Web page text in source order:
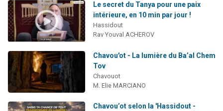
Le secret du Tanya pour une paix
intérieure, en 10 min par jour !
Hassidout
Rav Youval ACHEROV
Chavou'ot - La lumière du Ba’al Chem
Tov
Chavouot
M. Elie MARCIANO
Chavou’ot selon la 'Hassidout -